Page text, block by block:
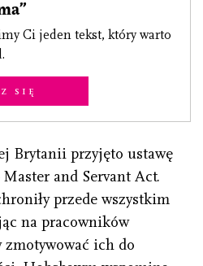
Ci jeden tekst, który warto
się
Brytanii przyjęto ustawę
and Servant Act.
przede wszystkim
na pracowników
ich do